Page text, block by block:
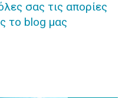
σας τις απορίες
το blog μας